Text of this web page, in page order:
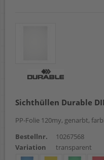
Sichthüllen Durable
PP-Folie 120my, genarbt,
Bestellnr.
10267568
Variation
transparent